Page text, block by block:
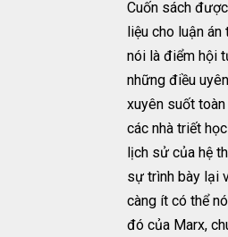
Cuốn sách
liệu cho luận án
nói là điểm hội
những điều
xuyên suốt
các nhà triết
lịch sử của hệ
sự trình bày lại
càng ít có thể
đó của Marx,